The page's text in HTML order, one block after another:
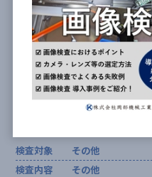
超高精度位置計測・位置決
検査対象
その他
検査内容
その他